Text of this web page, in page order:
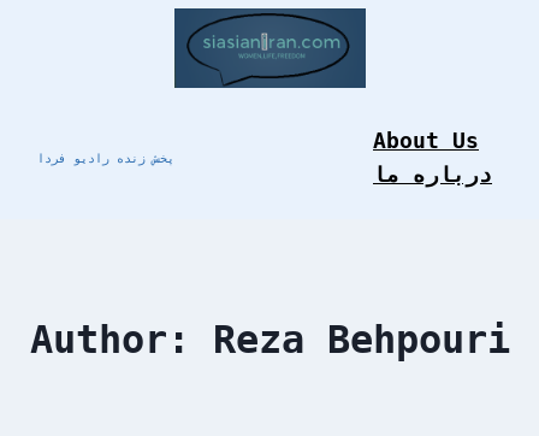
پخش زنده رادیو فردا
About Us
درباره ما
Author: Reza Behpouri